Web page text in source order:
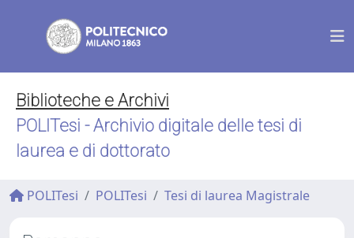
Biblioteche e Archivi
POLITesi - Archivio digitale delle tesi di
laurea e di dottorato
POLITesi POLITesi Tesi di laurea Magistrale